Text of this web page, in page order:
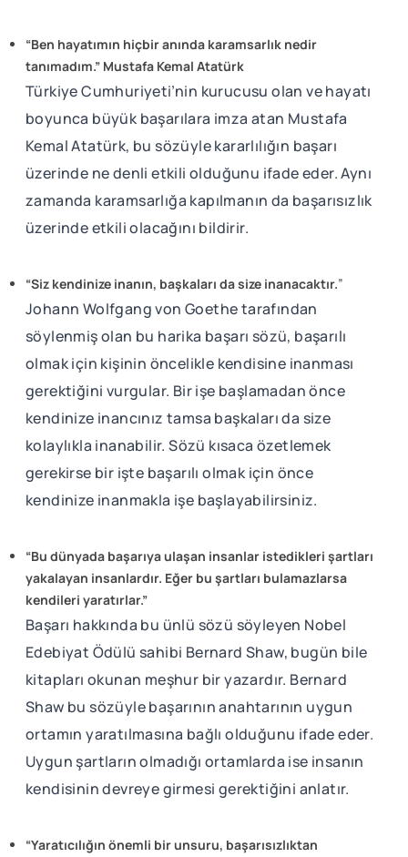
“Ben hayatımın hiçbir anında karamsarlık nedir
tanımadım.” Mustafa Kemal Atatürk
Türkiye Cumhuriyeti’nin kurucusu olan ve hayatı
boyunca büyük başarılara imza atan Mustafa
Kemal Atatürk, bu sözüyle kararlılığın başarı
üzerinde ne denli etkili olduğunu ifade eder. Aynı
zamanda karamsarlığa kapılmanın da başarısızlık
üzerinde etkili olacağını bildirir.
“Siz kendinize inanın, başkaları da size inanacaktır.”
Johann Wolfgang von Goethe tarafından
söylenmiş olan bu harika başarı sözü, başarılı
olmak için kişinin öncelikle kendisine inanması
gerektiğini vurgular. Bir işe başlamadan önce
kendinize inancınız tamsa başkaları da size
kolaylıkla inanabilir. Sözü kısaca özetlemek
gerekirse bir işte başarılı olmak için önce
kendinize inanmakla işe başlayabilirsiniz.
“Bu dünyada başarıya ulaşan insanlar istedikleri şartları
yakalayan insanlardır. Eğer bu şartları bulamazlarsa
kendileri yaratırlar.”
Başarı hakkında bu ünlü sözü söyleyen Nobel
Edebiyat Ödülü sahibi Bernard Shaw, bugün bile
kitapları okunan meşhur bir yazardır. Bernard
Shaw bu sözüyle başarının anahtarının uygun
ortamın yaratılmasına bağlı olduğunu ifade eder.
Uygun şartların olmadığı ortamlarda ise insanın
kendisinin devreye girmesi gerektiğini anlatır.
“Yaratıcılığın önemli bir unsuru, başarısızlıktan